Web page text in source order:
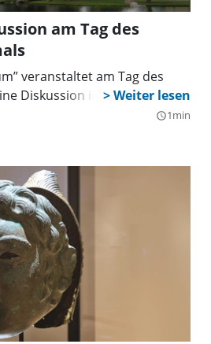
am Tag des
veranstaltet am Tag des
Diskussion im Olympiapark.
query_builder1min